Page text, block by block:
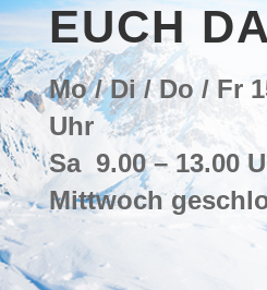
EUCH DA
Mo / Di / Do / Fr
Uhr
Sa 9.00 – 13.00
Mittwoch